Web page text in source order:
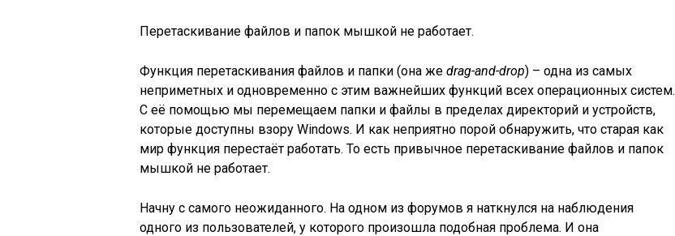
Перетаскивание файлов и папок мышкой не работает.
Функция перетаскивания файлов и папки (она же drag-and-drop) – одна из самых
неприметных и одновременно с этим важнейших функций всех операционных систем.
С её помощью мы перемещаем папки и файлы в пределах директорий и устройств,
которые доступны взору Windows. И как неприятно порой обнаружить, что старая как
мир функция перестаёт работать. То есть привычное перетаскивание файлов и папок
мышкой не работает.
Начну с самого неожиданного. На одном из форумов я наткнулся на наблюдения
одного из пользователей, у которого произошла подобная проблема. И она